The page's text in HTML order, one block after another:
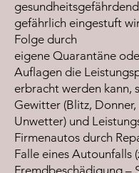
gefährlich eingestuft
Folge durch
eigene Quarantäne
Auflagen die
erbracht werden kann,
Gewitter (Blitz, Donner,
Unwetter) und
Firmenautos durch
Falle eines Autounfalls
Fremdbeschädigung –